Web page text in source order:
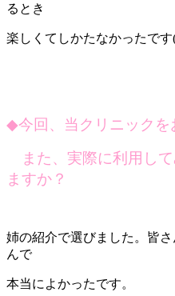
るとき
楽しくてしかたなかったで
◆今回、当クリニックを
また、実際に利用し
ますか？
姉の紹介で選びました。皆
んで
本当によかったです。